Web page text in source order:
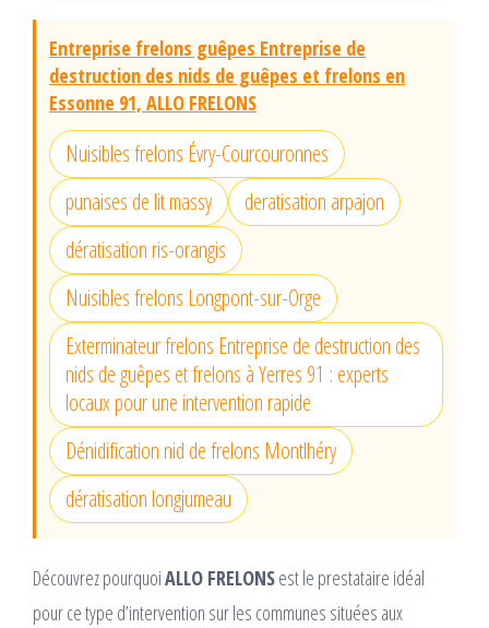
Entreprise frelons guêpes Entreprise de
destruction des nids de guêpes et frelons en
Essonne 91, ALLO FRELONS
Nuisibles frelons Évry-Courcouronnes
punaises de lit massy
deratisation arpajon
dératisation ris-orangis
Nuisibles frelons Longpont-sur-Orge
Exterminateur frelons Entreprise de destruction des
nids de guêpes et frelons à Yerres 91 : experts
locaux pour une intervention rapide
Dénidification nid de frelons Montlhéry
dératisation longjumeau
Découvrez pourquoiALLO FRELONSest le prestataire idéal
pour ce type d’intervention sur les communes situées aux